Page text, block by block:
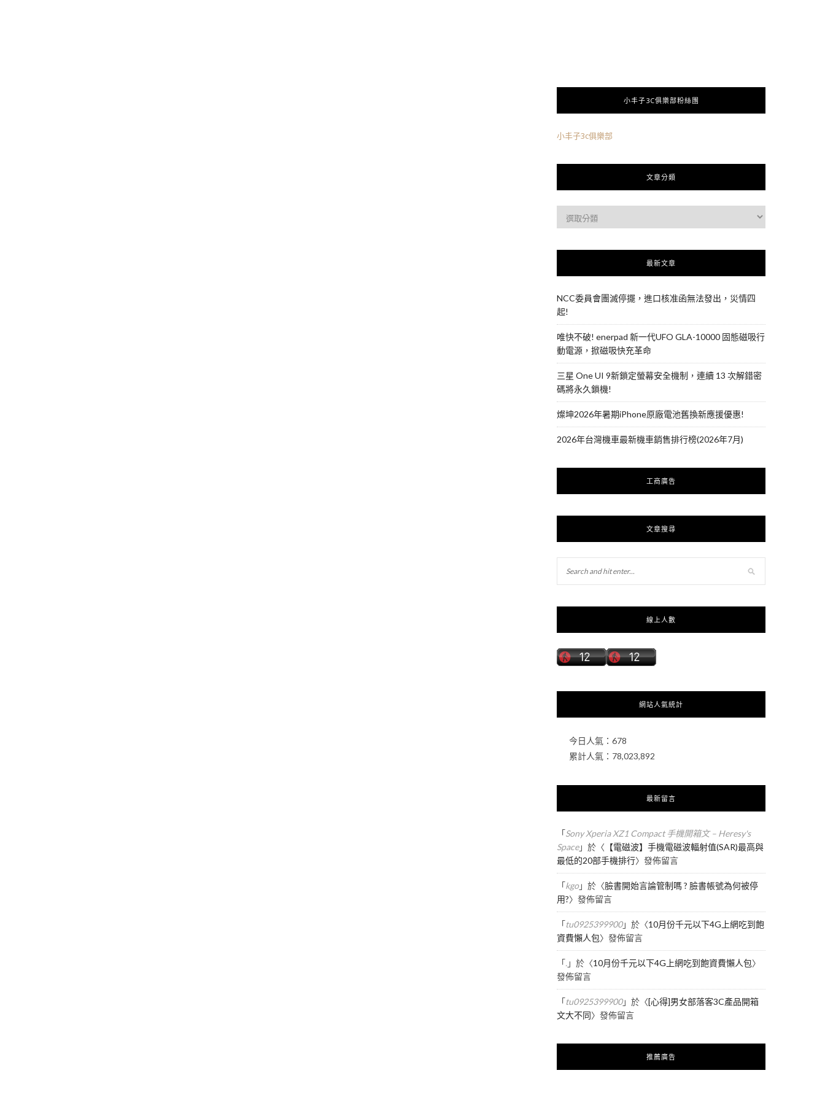
小丰子3C俱樂部粉絲團
小丰子3c俱樂部
文章分類
最新文章
NCC委員會團滅停擺，進口核准函無法發出，災情四
起!
唯快不破! enerpad 新一代UFO GLA-10000 固態磁吸行
動電源，掀磁吸快充革命
三星 One UI 9新鎖定螢幕安全機制，連續 13 次解錯密
碼將永久鎖機!
燦坤2026年暑期iPhone原廠電池舊換新應援優惠!
2026年台灣機車最新機車銷售排行榜(2026年7月)
工商廣告
文章搜尋
線上人數
網站人氣統計
今日人氣： 678
累計人氣： 78,023,892
最新留言
「Sony Xperia XZ1 Compact 手機開箱文 – Heresy's
Space」於〈 【電磁波】手機電磁波輻射值(SAR)最高與
最低的20部手機排行〉發佈留言
「kgo」於〈臉書開始言論管制嗎 ? 臉書帳號為何被停
用?〉發佈留言
「tu0925399900」於〈10月份千元以下4G上網吃到飽
資費懶人包〉發佈留言
「.」於〈10月份千元以下4G上網吃到飽資費懶人包〉
發佈留言
「tu0925399900」於〈[心得]男女部落客3C產品開箱
文大不同〉發佈留言
推薦廣告